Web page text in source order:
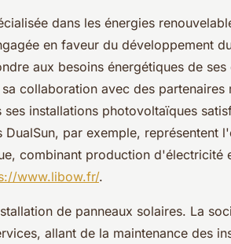
dans les énergies
en faveur du développement
aux besoins énergétiques de ses
collaboration avec des partenaires
installations photovoltaïques
par exemple, représentent
combinant production d'électricité
www.libow.fr/.
de panneaux solaires. La
allant de la maintenance des